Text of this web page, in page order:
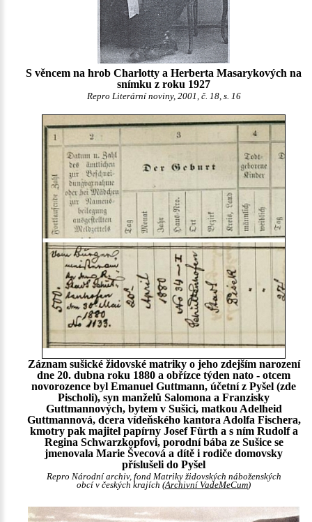
S věncem na hrob Charlotty a Herberta Masarykových na
snímku z roku 1927
Repro Literární noviny, 2001, č. 18, s. 16
Záznam sušické židovské matriky o jeho zdejším narození
dne 20. dubna roku 1880 a obřízce týden nato - otcem
novorozence byl Emanuel Guttmann, účetní z Pyšel (zde
Pischoli), syn manželů Salomona a Franzisky
Guttmannových, bytem v Sušici, matkou Adelheid
Guttmannová, dcera vídeňského kantora Adolfa Fischera,
kmotry pak majitel papírny Josef Fürth a s ním Rudolf a
Regina Schwarzkopfovi, porodní bába ze Sušice se
jmenovala Marie Švecová a dítě i rodiče domovsky
příslušeli do Pyšel
Repro Národní archiv, fond Matriky židovských náboženských
obcí v českých krajích (Archivní VadeMeCum)